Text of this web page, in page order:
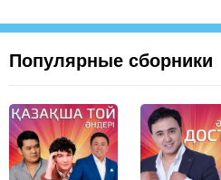
Популярные сборники